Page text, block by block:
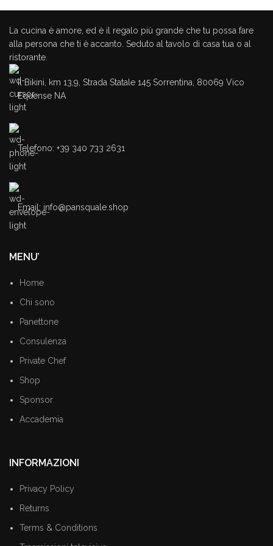
La cucina è amore, ed è il regalo più grande che tu possa fare
alla persona che ti è accanto. Seduto al tavolo di casa tua o al
ristorante.
Il Bikini, km 13,9, Strada Statale 145 Sorrentina, 80069 Vico
Equense NA
Telefono: +39 340 733 2631
Email: info@pansquale.shop
MENU’
Home
Chi sono
Panettone
Consulenza
Private Chef
Shop
Sponsor
Accademia
INFORMAZIONI
Privacy Policy
Returns
Terms & Conditions